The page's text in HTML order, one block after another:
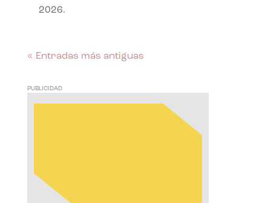
2026.
« Entradas más antiguas
PUBLICIDAD